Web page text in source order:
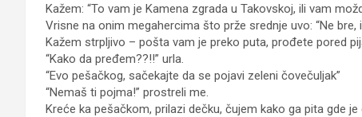
Kažem: “To vam je Kamena zgrada u Takovskoj, ili vam
Vrisne na onim megahercima što prže srednje uvo: “Ne bre,
Kažem strpljivo – pošta vam je preko puta, prođete pored
“Kako da pređem??!!” urla.
“Evo pešačkog, sačekajte da se pojavi zeleni čovečuljak”
“Nemaš ti pojma!” prostreli me.
Kreće ka pešačkom, prilazi dečku, čujem kako ga pita gde